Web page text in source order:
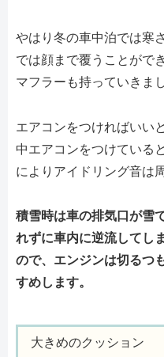
やはり冬の車中泊では寒
では顔まで覆うことがで
マフラーも持っていきま
エアコンをつければいい
中エアコンをつけている
によりアイドリング音は
積雪時は車の排気口が雪
れずに車内に逆流してし
ので、エンジンは切るつ
すめします。
大きめのクッション